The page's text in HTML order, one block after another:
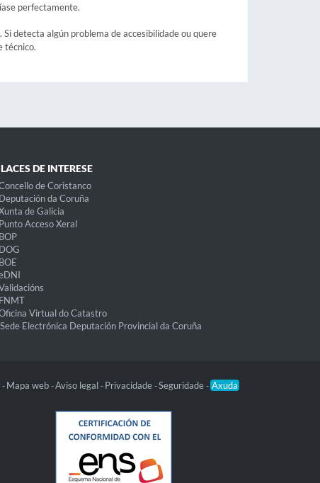
perfectamente.
detecta algún problema de accesibilidade ou quere
técnico.
DE INTERESE
de Coristanco
Deputación da Coruña
de Galicia
Punto Acceso Xeral
BOP
DOG
BOE
FNMT
Virtual do Catastro
Sede Electrónica Deputación Provincial da Coruña
- Mapa web -Aviso legal - Privacidade -Seguridade - Axuda